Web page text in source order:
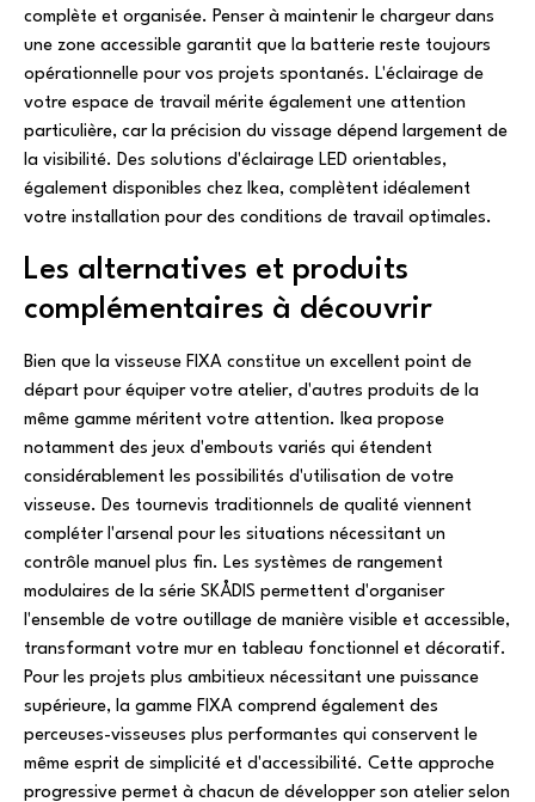
complète et organisée. Penser à maintenir le chargeur dans
une zone accessible garantit que la batterie reste toujours
opérationnelle pour vos projets spontanés. L'éclairage de
votre espace de travail mérite également une attention
particulière, car la précision du vissage dépend largement de
la visibilité. Des solutions d'éclairage LED orientables,
également disponibles chez Ikea, complètent idéalement
votre installation pour des conditions de travail optimales.
Les alternatives et produits
complémentaires à découvrir
Bien que la visseuse FIXA constitue un excellent point de
départ pour équiper votre atelier, d'autres produits de la
même gamme méritent votre attention. Ikea propose
notamment des jeux d'embouts variés qui étendent
considérablement les possibilités d'utilisation de votre
visseuse. Des tournevis traditionnels de qualité viennent
compléter l'arsenal pour les situations nécessitant un
contrôle manuel plus fin. Les systèmes de rangement
modulaires de la série SKÅDIS permettent d'organiser
l'ensemble de votre outillage de manière visible et accessible,
transformant votre mur en tableau fonctionnel et décoratif.
Pour les projets plus ambitieux nécessitant une puissance
supérieure, la gamme FIXA comprend également des
perceuses-visseuses plus performantes qui conservent le
même esprit de simplicité et d'accessibilité. Cette approche
progressive permet à chacun de développer son atelier selon